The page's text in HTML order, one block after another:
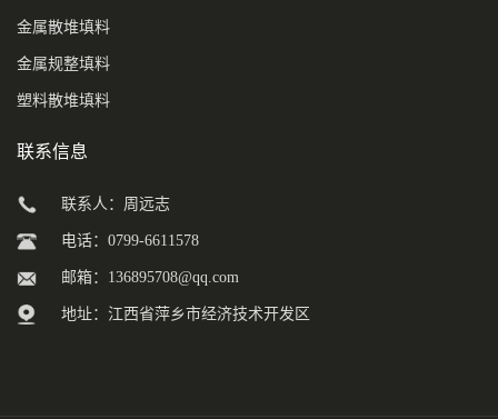
金属散堆填料
金属规整填料
塑料散堆填料
联系信息
联系人：周远志
电话：0799-6611578
邮箱： 136895708@qq.com
地址：江西省萍乡市经济技术开发区